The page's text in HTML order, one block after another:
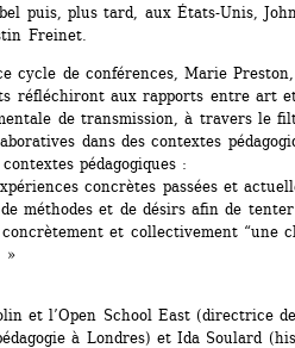
puis, plus tard, aux États-Unis,
Freinet.
cycle de conférences, Marie
réfléchiront aux rapports entre art et
de transmission, à travers le
dans des contextes
pédagogiques :
concrètes passées et
méthodes et de désirs afin de
et collectivement “une
»
et l’Open School East (directrice
à Londres) et Ida Soulard